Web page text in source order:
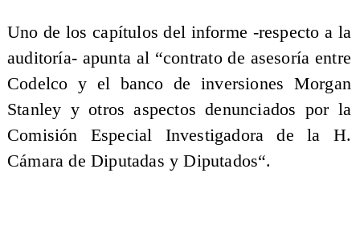
Uno de los capítulos del informe -respecto a la
auditoría- apunta al “contrato de asesoría entre
Codelco y el banco de inversiones Morgan
Stanley y otros aspectos denunciados por la
Comisión Especial Investigadora de la H.
Cámara de Diputadas y Diputados“.